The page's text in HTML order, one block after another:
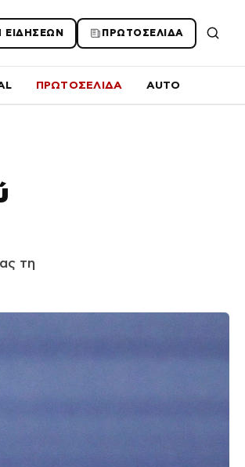
ΕΙΔΗΣΕΩΝ ΠΡΩΤΟΣΕΛΙΔΑ
ΠΡΩΤΟΣΕΛΙΔΑ AUTO
τη